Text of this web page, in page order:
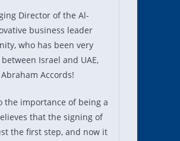
Director of the Al-
business leader
who has been very
Israel and UAE,
Accords!
the importance of being a
that the signing of
the first step, and now it